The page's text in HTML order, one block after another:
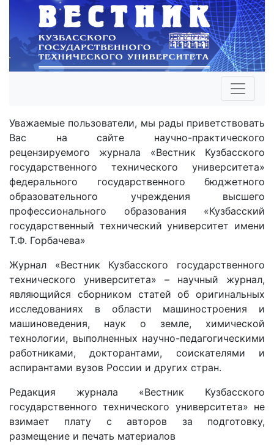
Уважаемые пользователи, мы рады приветствовать
Вас на сайте научно-практического
рецензируемого журнала «Вестник Кузбасского
государственного технического университета»
федерального государственного бюджетного
образовательного учреждения высшего
профессионального образования «Кузбасский
государственный технический университет имени
Т.Ф. Горбачева»
Журнал «Вестник Кузбасского государственного
технического университета» – научный журнал,
являющийся сборником статей об оригинальных
исследованиях в области машиностроения и
машиноведения, наук о земле, химической
технологии, выполненных научно-педагогическими
работниками, докторантами, соискателями и
аспирантами вузов России и других стран.
Редакция журнала «Вестник Кузбасского
государственного технического университета» не
взимает плату с авторов за подготовку,
размещение и печать материалов